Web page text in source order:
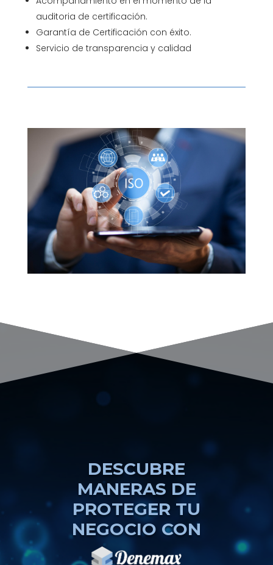
auditoria de certificación.
Garantía de Certificación con éxito.
Servicio de transparencia y calidad
DESCUBRE
MANERAS DE
PROTEGER TU
NEGOCIO CON